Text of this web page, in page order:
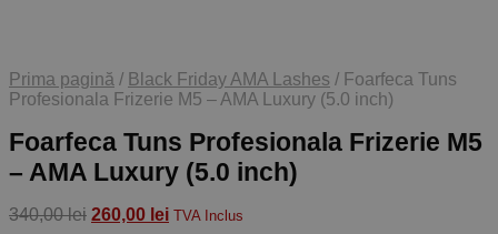
Prima pagină / Black Friday AMA Lashes / Foarfeca Tuns
Profesionala Frizerie M5 – AMA Luxury (5.0 inch)
Foarfeca Tuns Profesionala Frizerie M5
– AMA Luxury (5.0 inch)
340,00lei Prețul
260,00 leiPrețul
TVA Inclus